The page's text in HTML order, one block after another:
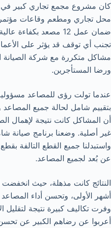
محل تجاري ومطعم وقاعات
ضمان عمل 12 مصعد
تجنب أي توقف قد يؤثر على
مشاكل متكررة مع شركة الصيانة
ورضا المستأجرين.
عندما تولت رؤى للمصاعد
بتقييم شامل لحالة جميع المصاعد
أن المشاكل كانت نتيجة لإهمال
غير أصلية. وضعنا برنامج صيانة
واستبدلنا جميع القطع التالفة
عن بُعد لجميع المصاعد.
أشهر الأولى، وتحسن أداء
وفرت تكاليف كبيرة نتيجة لتقليل
أعربوا عن رضاهم الكبير عن